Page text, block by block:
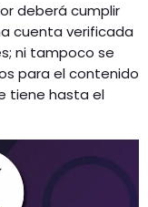
deberá cumplir
cuenta verificada
ni tampoco se
para el contenido
tiene hasta el